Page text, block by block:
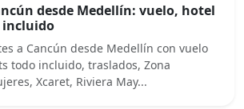
desde Medellín: vuelo, hotel
incluido
a Cancún desde Medellín con vuelo
todo incluido, traslados, Zona
Xcaret, Riviera May...